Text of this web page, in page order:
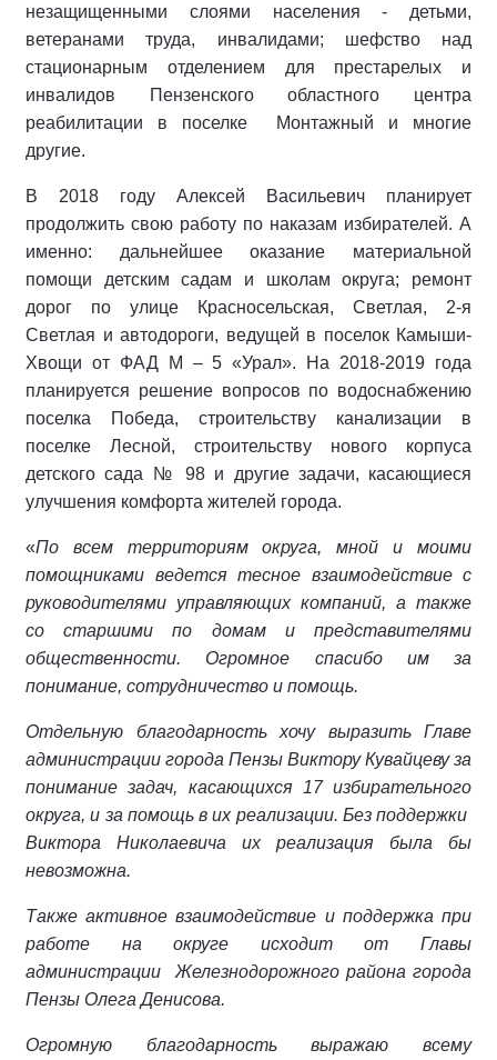
незащищенными слоями населения - детьми,
ветеранами труда, инвалидами; шефство над
стационарным отделением для престарелых и
инвалидов Пензенского областного центра
реабилитации в поселке Монтажный и многие
другие.
В 2018 году Алексей Васильевич планирует
продолжить свою работу по наказам избирателей. А
именно: дальнейшее оказание материальной
помощи детским садам и школам округа; ремонт
дорог по улице Красносельская, Светлая, 2-я
Светлая и автодороги, ведущей в поселок Камыши-
Хвощи от ФАД М – 5 «Урал». На 2018-2019 года
планируется решение вопросов по водоснабжению
поселка Победа, строительству канализации в
поселке Лесной, строительству нового корпуса
детского сада № 98 и другие задачи, касающиеся
улучшения комфорта жителей города.
«По всем территориям округа, мной и моими
помощниками ведется тесное взаимодействие с
руководителями управляющих компаний, а также
со старшими по домам и представителями
общественности. Огромное спасибо им за
понимание, сотрудничество и помощь.
Отдельную благодарность хочу выразить Главе
администрации города Пензы Виктору Кувайцеву за
понимание задач, касающихся 17 избирательного
округа, и за помощь в их реализации. Без поддержки
Виктора Николаевича их реализация была бы
невозможна.
Также активное взаимодействие и поддержка при
работе на округе исходит от Главы
администрации Железнодорожного района города
Пензы Олега Денисова.
Огромную благодарность выражаю всему